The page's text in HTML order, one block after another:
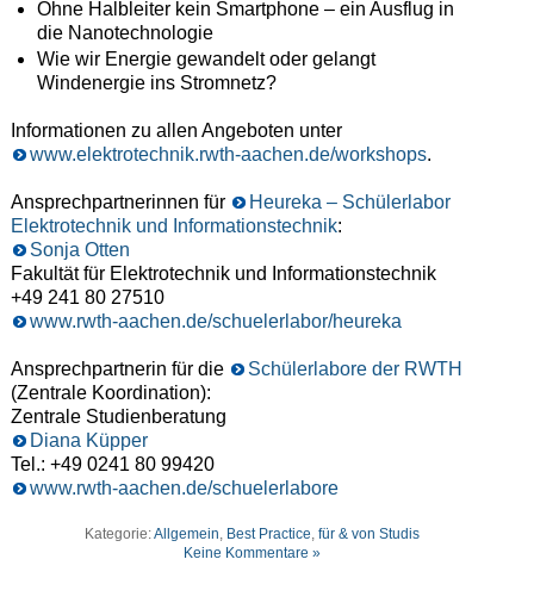
Ohne Halbleiter kein Smartphone – ein Ausflug in
die Nanotechnologie
Wie wir Energie gewandelt oder gelangt
Windenergie ins Stromnetz?
Informationen zu allen Angeboten unter
www.elektrotechnik.rwth-aachen.de/workshops.
Ansprechpartnerinnen für
Heureka – Schülerlabor
Elektrotechnik und Informationstechnik:
Sonja Otten
Fakultät für Elektrotechnik und Informationstechnik
+49 241 80 27510
www.rwth-aachen.de/schuelerlabor/heureka
Ansprechpartnerin für die
Schülerlabore der RWTH
(Zentrale Koordination):
Zentrale Studienberatung
Diana Küpper
Tel.: +49 0241 80 99420
www.rwth-aachen.de/schuelerlabore
Kategorie:Allgemein, Best Practice,für & von Studis
Keine Kommentare »